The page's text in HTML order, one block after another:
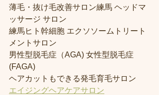
薄毛・抜け毛改善サロン練馬 ヘッドマ
ッサージ サロン
練馬ヒト幹細胞 エクソソームトリート
メントサロン
男性型脱毛症（AGA) 女性型脱毛症
(FAGA)
ヘアカットもできる発毛育毛サロン
エイジングヘアケアサロン